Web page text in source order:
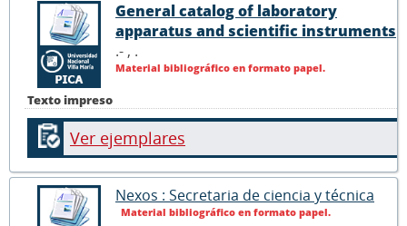
Texto impreso
General catalog of laboratory
apparatus and scientific instruments
.- , .
Material bibliográfico en formato papel.
Ver ejemplares
Nexos : Secretaria de ciencia y técnica
Material bibliográfico en formato papel.